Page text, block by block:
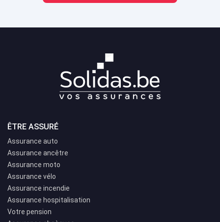
ÊTRE ASSURÉ
Assurance auto
Assurance ancêtre
Assurance moto
Assurance vélo
Assurance incendie
Assurance hospitalisation
Votre pension